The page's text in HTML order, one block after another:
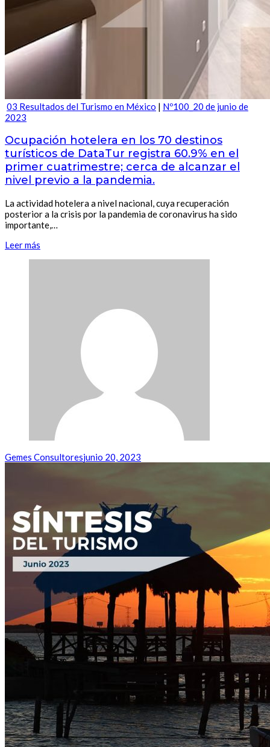
03 Resultados del Turismo en México | Nº100_20 de junio de
2023
Ocupación hotelera en los 70 destinos
turísticos de DataTur registra 60.9% en el
primer cuatrimestre; cerca de alcanzar el
nivel previo a la pandemia.
La actividad hotelera a nivel nacional, cuya recuperación
posterior a la crisis por la pandemia de coronavirus ha sido
importante,…
Leer más
Gemes Consultoresjunio 20, 2023